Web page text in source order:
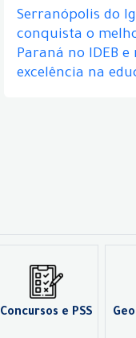
Serranópolis do
conquista o
Paraná no IDEB
excelência na
Concursos e PSS